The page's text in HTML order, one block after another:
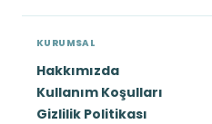
KURUMSAL
Hakkımızda
Kullanım Koşulları
Gizlilik Politikası